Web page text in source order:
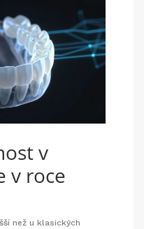
v
v roce
než u klasických